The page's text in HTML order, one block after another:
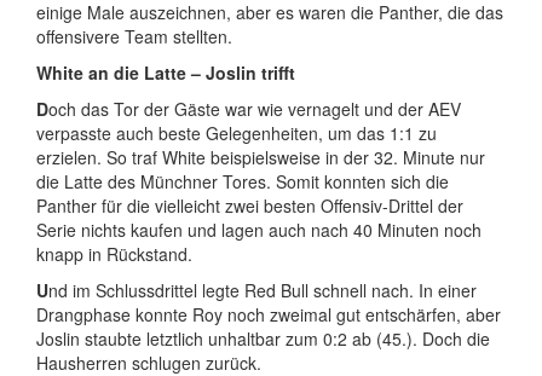
einige Male auszeichnen, aber es waren die Panther, die das
offensivere Team stellten.
White an die Latte – Joslin trifft
Doch das Tor der Gäste war wie vernagelt und der AEV
verpasste auch beste Gelegenheiten, um das 1:1 zu
erzielen. So traf White beispielsweise in der 32. Minute nur
die Latte des Münchner Tores. Somit konnten sich die
Panther für die vielleicht zwei besten Offensiv-Drittel der
Serie nichts kaufen und lagen auch nach 40 Minuten noch
knapp in Rückstand.
Und im Schlussdrittel legte Red Bull schnell nach. In einer
Drangphase konnte Roy noch zweimal gut entschärfen, aber
Joslin staubte letztlich unhaltbar zum 0:2 ab (45.). Doch die
Hausherren schlugen zurück.